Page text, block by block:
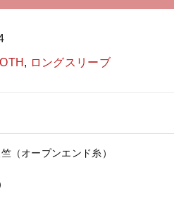
, ロングスリーブ
オープンエンド糸）